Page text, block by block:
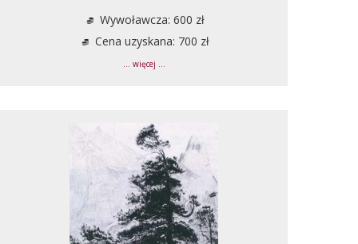
Wywoławcza: 600 zł
Cena uzyskana: 700 zł
... więcej ...